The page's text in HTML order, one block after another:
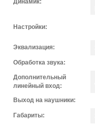
Динамик:
Настройки:
Эквализация:
Обработка звука:
Дополнительный
линейный вход:
Выход на наушники:
Габариты: